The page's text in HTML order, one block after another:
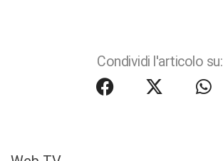
Condividi l'articolo su: